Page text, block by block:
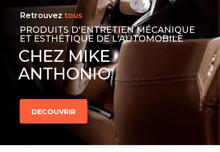
Retrouvez tous
PRODUITS D'ENTRETIEN MÉCANIQUE
ET ESTHÉTIQUE DE L'AUTOMOBILE
CHEZ MIKE
ANTHONIO
DECOUVRIR